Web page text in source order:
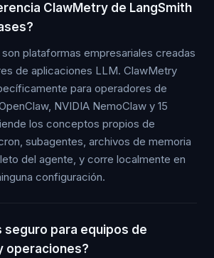
ClawMetry de LangSmith
son plataformas empresariales creadas
de aplicaciones LLM. ClawMetry
para operadores de
NVIDIA NemoClaw y 15
los conceptos propios de
subagentes, archivos de memoria
del agente, y corre localmente en
configuración.
seguro para equipos de
operaciones?